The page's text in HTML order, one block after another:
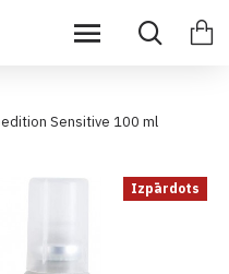
Sensitive 100 ml
Izpārdots